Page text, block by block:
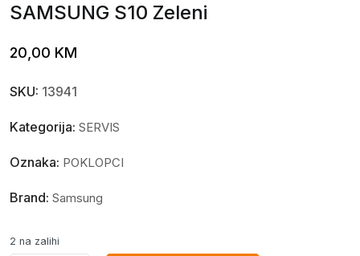
SAMSUNG S10 Zeleni
20,00 KM
SKU: 13941
Kategorija: SERVIS
Oznaka: POKLOPCI
Brand: Samsung
2 na zalihi